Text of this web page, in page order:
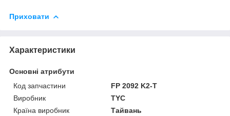
Приховати
Характеристики
Основні атрибути
Код запчастини
FP 2092 K2-T
Виробник
TYC
Країна виробник
Тайвань